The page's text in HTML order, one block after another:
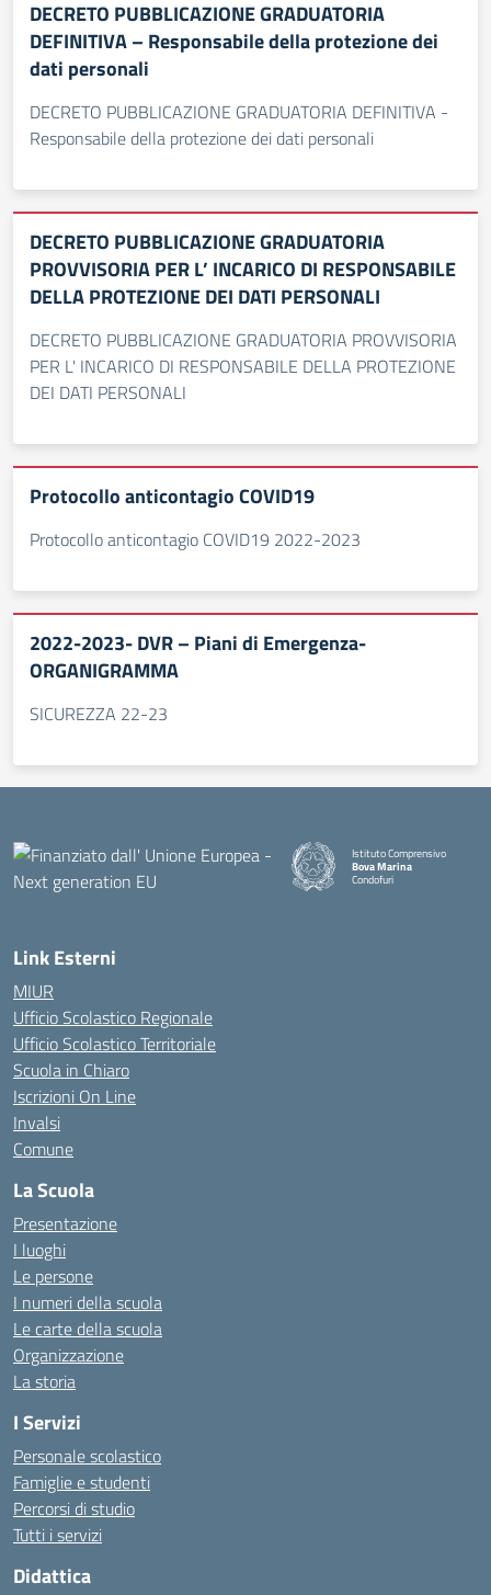
DECRETO PUBBLICAZIONE GRADUATORIA
DEFINITIVA – Responsabile della protezione dei
dati personali
DECRETO PUBBLICAZIONE GRADUATORIA DEFINITIVA -
Responsabile della protezione dei dati personali
DECRETO PUBBLICAZIONE GRADUATORIA
PROVVISORIA PER L’ INCARICO DI RESPONSABILE
DELLA PROTEZIONE DEI DATI PERSONALI
DECRETO PUBBLICAZIONE GRADUATORIA PROVVISORIA
PER L' INCARICO DI RESPONSABILE DELLA PROTEZIONE
DEI DATI PERSONALI
Protocollo anticontagio COVID19
Protocollo anticontagio COVID19 2022-2023
2022-2023- DVR – Piani di Emergenza-
ORGANIGRAMMA
SICUREZZA 22-23
Istituto Comprensivo
Bova Marina
Condofuri
Link Esterni
MIUR
Ufficio Scolastico Regionale
Ufficio Scolastico Territoriale
Scuola in Chiaro
Iscrizioni On Line
Invalsi
Comune
La Scuola
Presentazione
I luoghi
Le persone
I numeri della scuola
Le carte della scuola
Organizzazione
La storia
I Servizi
Personale scolastico
Famiglie e studenti
Percorsi di studio
Tutti i servizi
Didattica